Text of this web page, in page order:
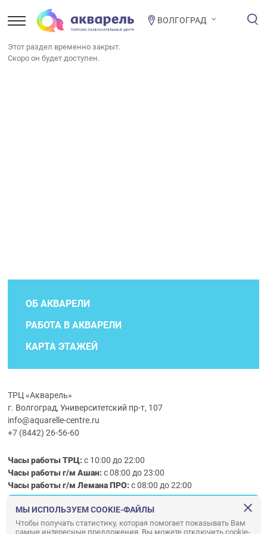
ВОЛГОГРАД
Этот раздел временно закрыт.
Скоро он будет доступен.
ОБ АКВАРЕЛИ
РАБОТА В АКВАРЕЛИ
КАРТА ЭТАЖЕЙ
ТРЦ «Акварель»
г. Волгоград, Университетский пр-т, 107
info@aquarelle-centre.ru
+7 (8442) 26-56-60
Часы работы ТРЦ:с 10:00 до 22:00
Часы работы г/м Ашан:с 08:00 до 23:00
Часы работыг/мЛемана ПРО:с 08:00 до 22:00
Правила посещения ТРЦ «Акварель»
МЫ ИСПОЛЬЗУЕМ COOKIE-ФАЙЛЫ
Чтобы получать статистику, которая помогает показывать Вам
самые интересные предложения. Вы можете отключить cookie-